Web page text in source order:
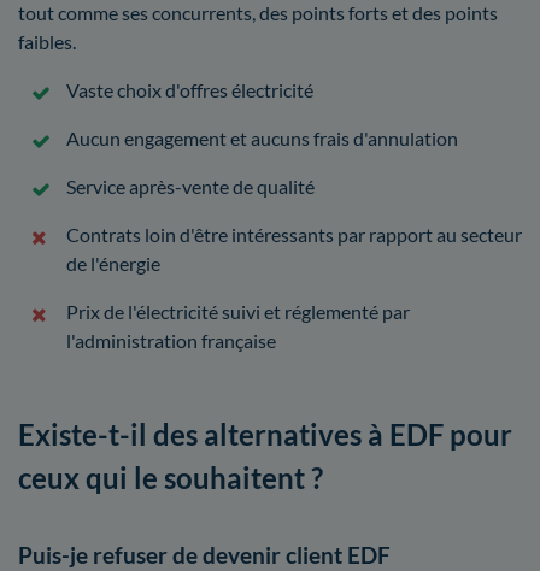
tout comme ses concurrents, des points forts et des points
faibles.
Vaste choix d'offres électricité
Aucun engagement et aucuns frais d'annulation
Service après-vente de qualité
Contrats loin d'être intéressants par rapport au secteur
de l'énergie
Prix de l'électricité suivi et réglementé par
l'administration française
Existe-t-il des alternatives à EDF pour
ceux qui le souhaitent ?
Puis-je refuser de devenir client EDF